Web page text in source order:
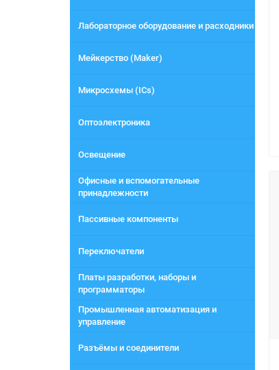
Лабораторное оборудование и расходники
Мейкерство (Maker)
Микросхемы (ICs)
Оптоэлектроника
Освещение
Офисные и вспомогательные
принадлежности
Пассивные компоненты
Переключатели
Платы разработки, наборы и
программаторы
Промышленная автоматизация и
управление
Разъёмы и соединители